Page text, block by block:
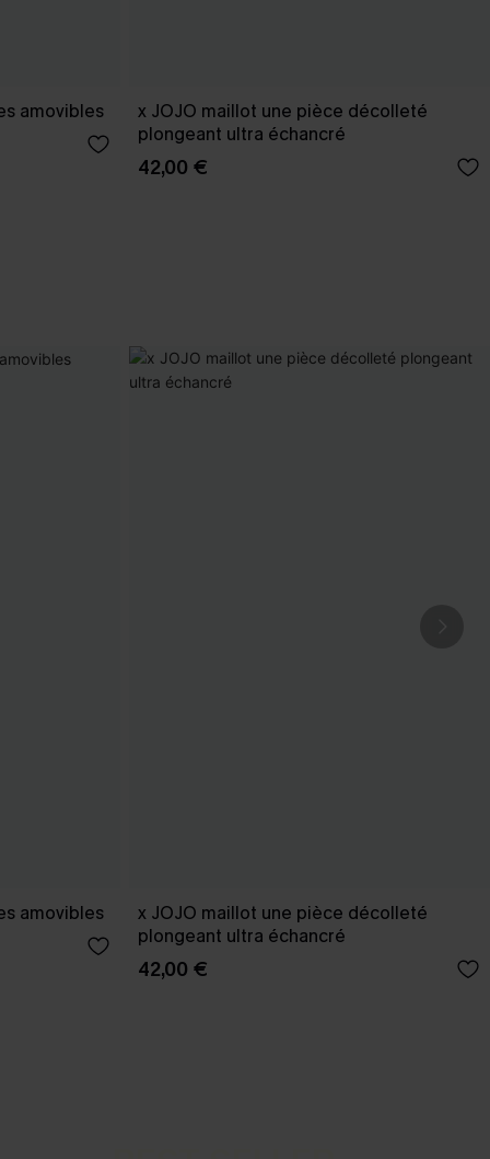
amovibles
x JOJO maillot une pièce décolleté
plongeant ultra échancré
42,00 €
amovibles
x JOJO maillot une pièce décolleté
plongeant ultra échancré
42,00 €